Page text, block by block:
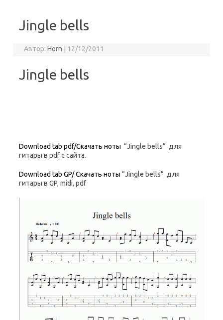
Jingle bells
Автор:Horn 12/12/2011
Jingle bells
Download tab pdf/Скачать ноты “Jingle bells” для
гитары в pdf с сайта.
Download tab GP/ Скачать ноты “Jingle bells” для
гитары в GP, midi, pdf